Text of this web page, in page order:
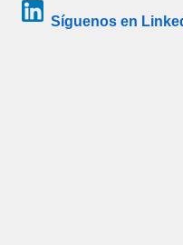
Síguenos en